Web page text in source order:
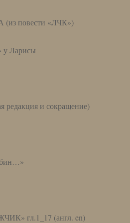
повести «ЛЧК»)
у Ларисы
редакция и сокращение)
гл.1_17 (англ. en)